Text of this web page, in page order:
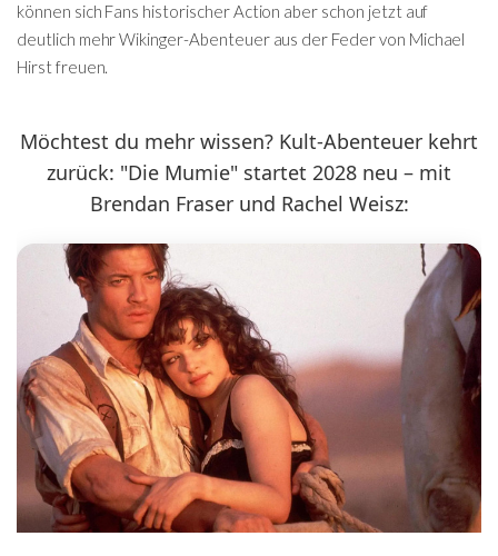
können sich Fans historischer Action aber schon jetzt auf
deutlich mehr Wikinger-Abenteuer aus der Feder von Michael
Hirst freuen.
Möchtest du mehr wissen? Kult-Abenteuer kehrt
zurück: "Die Mumie" startet 2028 neu – mit
Brendan Fraser und Rachel Weisz: